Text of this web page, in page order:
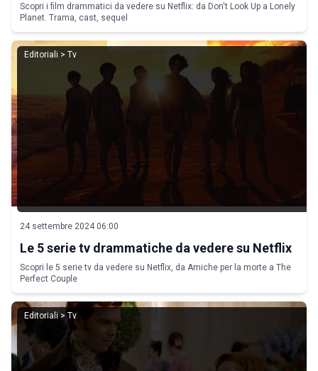
Scopri i film drammatici da vedere su Netflix: da Don't Look Up a Lonely
Planet. Trama, cast, sequel
Editoriali > Tv
24 settembre 2024 06:00
Le 5 serie tv drammatiche da vedere su Netflix
Scopri le 5 serie tv da vedere su Netflix, da Amiche per la morte a The
Perfect Couple
Editoriali > Tv